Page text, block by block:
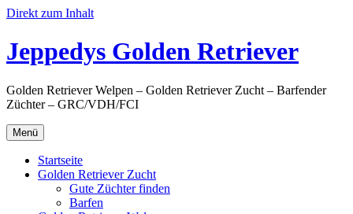
Direkt zum Inhalt
Jeppedys Golden Retriever
Golden Retriever Welpen – Golden Retriever Zucht – Barfender
Züchter – GRC/VDH/FCI
Menü
Startseite
Golden Retriever Zucht
Gute Züchter finden
Barfen